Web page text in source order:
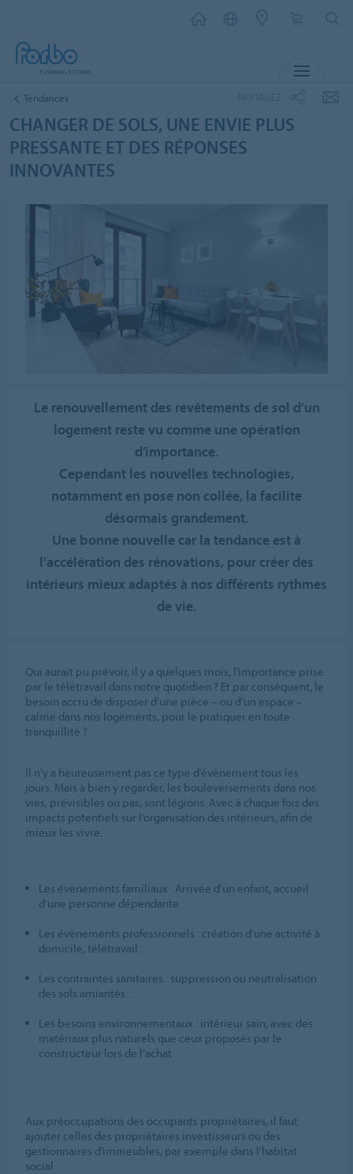
Tendances
CHANGER DE SOLS, UNE ENVIE PLUS
PRESSANTE ET DES RÉPONSES
INNOVANTES
Le renouvellement des revêtements de sol d’un
logement reste vu comme une opération
d’importance.
Cependant les nouvelles technologies,
notamment en pose non collée, la facilite
désormais grandement.
Une bonne nouvelle car la tendance est à
l’accélération des rénovations, pour créer des
intérieurs mieux adaptés à nos différents rythmes
de vie.
Qui aurait pu prévoir, il y a quelques mois, l’importance prise
par le télétravail dans notre quotidien ? Et par conséquent, le
besoin accru de disposer d’une pièce – ou d’un espace –
calme dans nos logements, pour le pratiquer en toute
tranquillité ?
Il n’y a heureusement pas ce type d’évènement tous les
jours. Mais à bien y regarder, les bouleversements dans nos
vies, prévisibles ou pas, sont légions. Avec à chaque fois des
impacts potentiels sur l’organisation des intérieurs, afin de
mieux les vivre.
Les évènements familiaux : Arrivée d’un enfant, accueil
d’une personne dépendante…
Les évènements professionnels : création d’une activité à
domicile, télétravail…
Les contraintes sanitaires : suppression ou neutralisation
des sols amiantés…
Les besoins environnementaux : intérieur sain, avec des
matériaux plus naturels que ceux proposés par le
constructeur lors de l’achat
Aux préoccupations des occupants propriétaires, il faut
ajouter celles des propriétaires investisseurs ou des
gestionnaires d’immeubles, par exemple dans l’habitat
social :